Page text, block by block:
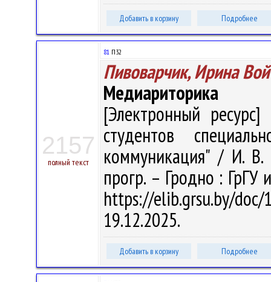
Добавить в корзину Подробнее
2157
полный текст
81 П32
Пивоварчик, Ирина
Медиариторика
[Электронный
студентов
коммуникация" / И. В.
прогр. – Гродно :
https://elib.grsu.by/
19.12.2025.
Добавить в корзину Подробнее